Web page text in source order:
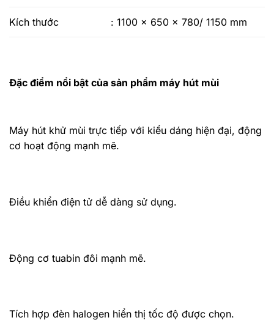
Kích thước : 1100 x 650 x 780/ 1150 mm
Đặc điểm nổi bật của sản phẩm máy hút mùi
Máy hút khử mùi trực tiếp với kiểu dáng hiện đại, động
cơ hoạt động mạnh mẽ.
Điều khiển điện tử dễ dàng sử dụng.
Động cơ tuabin đôi mạnh mẽ.
Tích hợp đèn halogen hiển thị tốc độ được chọn.